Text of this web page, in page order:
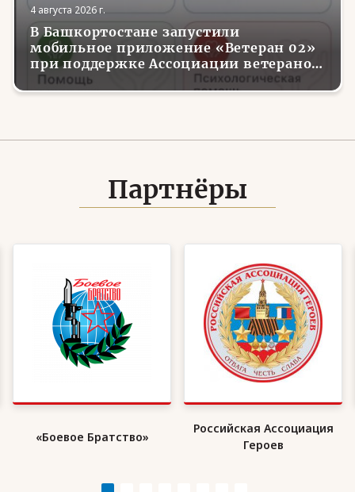
4 августа 2026 г.
В Башкортостане запустили
мобильное приложение «Ветеран 02»
при поддержке Ассоциации ветеранов
СВО
Партнёры
«Боевое Братство»
Российская Ассоциация
Героев